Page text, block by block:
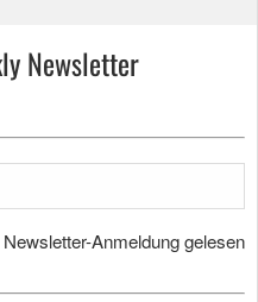
Newsletter
Anmeldung gelesen